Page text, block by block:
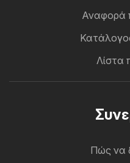
Αναφορά
Λίστα
Πώς να